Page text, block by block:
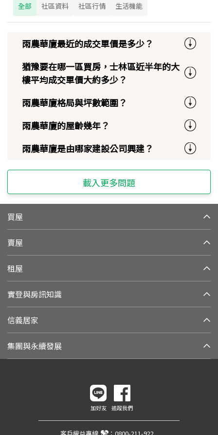
全部 社區資料 社區行情 生活機能
雨農華廈最近的成交單價是多少？
猶豫要在哪一區買房，士林區近半年的大
樓平均成交單價大約多少？
雨農華廈格局與坪數範圍？
雨農華廈的屋齡幾年？
雨農華廈是由哪家建設公司興建？
載入更多問題
買屋
賣屋
租屋
實登與房訊知識
信義居家
集團與永續發展
加好友 追蹤我們
客戶權益專線 ： 0800-211-922